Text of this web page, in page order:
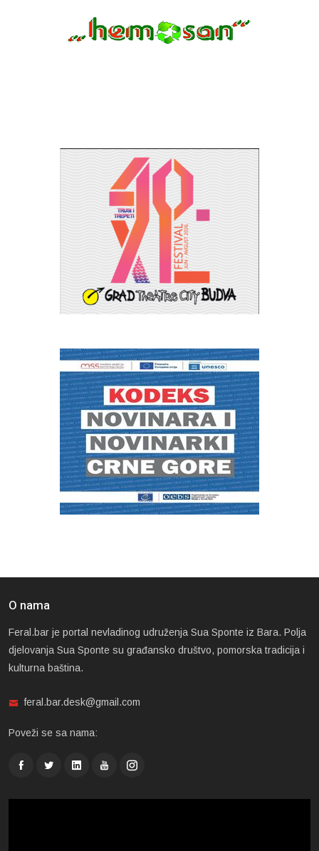
O nama
Feral.bar je portal nevladinog udruženja Sua Sponte iz Bara. Polja
djelovanja Sua Sponte su građansko društvo, pomorska tradicija i
kulturna baština.
feral.bar.desk@gmail.com
Poveži se sa nama: